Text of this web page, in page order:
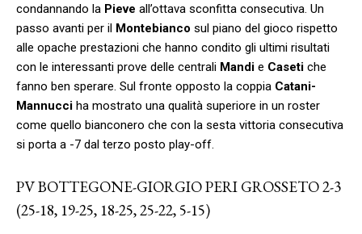
condannando la Pieve all’ottava sconfitta consecutiva. Un
passo avanti per il Montebianco sul piano del gioco rispetto
alle opache prestazioni che hanno condito gli ultimi risultati
con le interessanti prove delle centrali Mandi e Caseti che
fanno ben sperare. Sul fronte opposto la coppia Catani-
Mannucci ha mostrato una qualità superiore in un roster
come quello bianconero che con la sesta vittoria consecutiva
si porta a -7 dal terzo posto play-off.
PV BOTTEGONE-GIORGIO PERI GROSSETO 2-3
(25-18, 19-25, 18-25, 25-22, 5-15)